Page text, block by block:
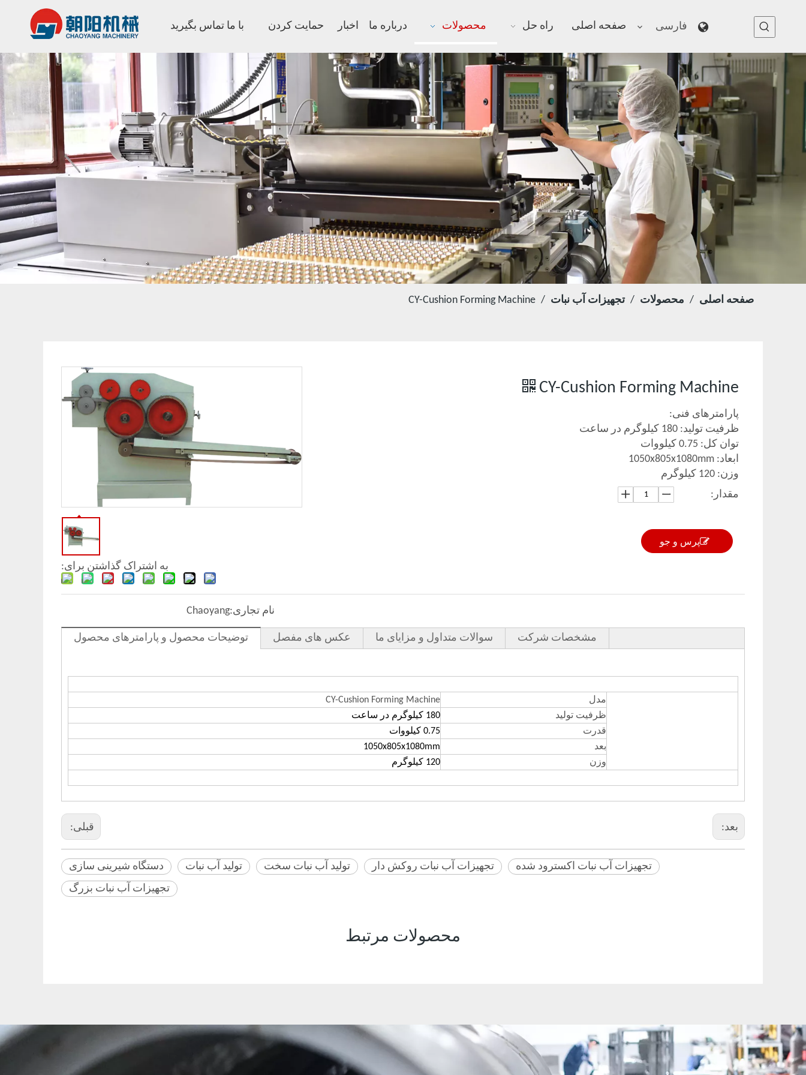
صفحه اصلی راه حل محصولات درباره ما اخبار حمایت کردن با ما تماس بگیرید فارسی
صفحه اصلی / محصولات / تجهیزات آب نبات /
CY-Cushion Forming Machine
به اشتراک گذاشتن برای:
CY-Cushion Forming Machine
پارامترهای فنی:
ظرفیت تولید: 180 کیلوگرم در ساعت
توان کل: 0.75 کیلووات
ابعاد: 1050x805x1080mm
وزن: 120 کیلوگرم
مقدار:
پرس و جو
نام تجاری:Chaoyang
توضیحات محصول و پارامترهای محصول عکس های مفصل سوالات متداول و مزایای ما مشخصات شرکت
مدل
CY-Cushion Forming Machine
ظرفیت تولید
180 کیلوگرم در ساعت
قدرت
0.75 کیلووات
بعد
1050x805x1080mm
وزن
120 کیلوگرم
قبلی: بعد:
دستگاه شیرینی سازی تولید آب نبات تولید آب نبات سخت تجهیزات آب نبات روکش دار
تجهیزات آب نبات اکسترود شده
تجهیزات آب نبات بزرگ
محصولات مرتبط